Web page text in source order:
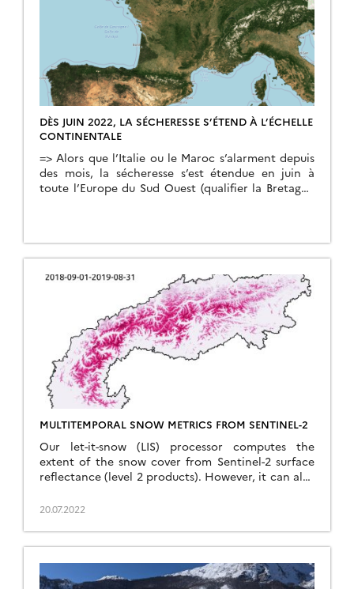
DÈS JUIN 2022, LA SÉCHERESSE S’ÉTEND À L’ÉCHELLE
CONTINENTALE
=> Alors que l’Italie ou le Maroc s’alarment depuis
des mois, la sécheresse s’est étendue en juin à
toute l’Europe du Sud Ouest (qualifier la Bretagne
depuis quelques jours, […]
MULTITEMPORAL SNOW METRICS FROM SENTINEL-2
Our let-it-snow (LIS) processor computes the
extent of the snow cover from Sentinel-2 surface
reflectance (level 2 products). However, it can also
products) such as the snow cover duration, snow
snow cover maps with a cloud mask. Aurore
Dupuis […]
20.07.2022